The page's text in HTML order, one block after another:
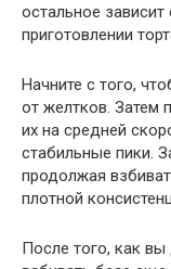
остальное
приготовлении
Начните с того,
от желтков. Затем
их на средней
стабильные пики.
продолжая
плотной
После того, как вы